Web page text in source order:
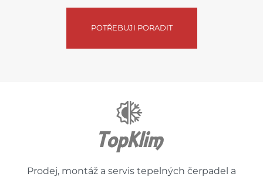
POTŘEBUJI PORADIT
Prodej, montáž a servis tepelných čerpadel a